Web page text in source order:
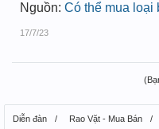
Nguồn: Có thể mua loại
17/7/23
Diễn đàn Rao Vặt - Mua Bán